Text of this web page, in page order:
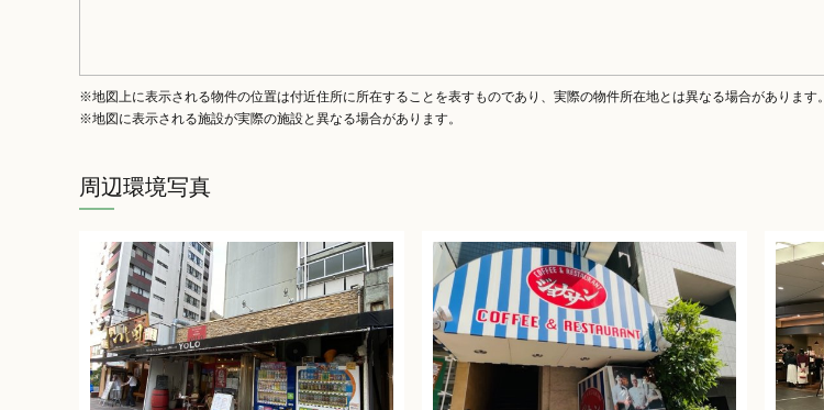
※地図上に表示される物件の位置は付近住所に所在することを表すものであり、実際の物件所在地とは異なる場合があります。
※地図に表示される施設が実際の施設と異なる場合があります。
周辺環境写真